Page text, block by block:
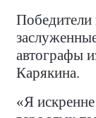
автографы
Карякина.
«Я